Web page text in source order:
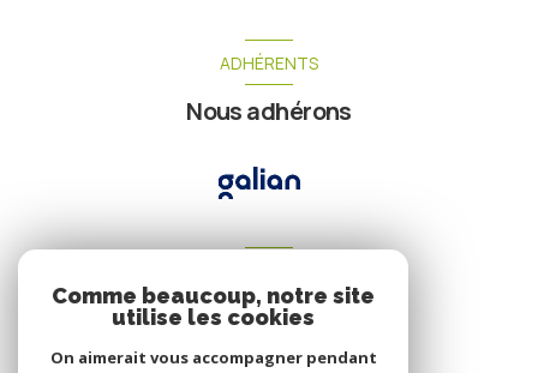
ADHÉRENTS
Nous adhérons
Espace propriétaire
Comme beaucoup, notre site
utilise les cookies
On aimerait vous accompagner pendant